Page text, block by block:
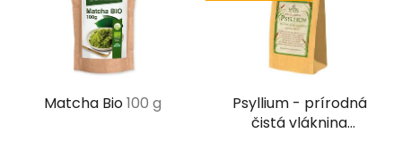
Matcha Bio100 g
Psyllium - prírodná
čistá vláknina